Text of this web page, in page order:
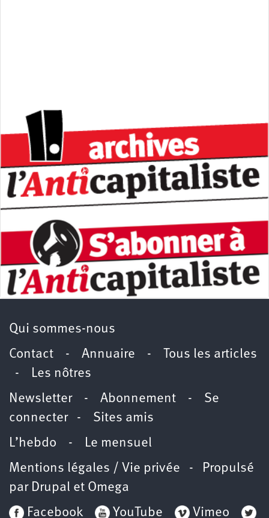
Qui sommes-nous
Contact - Annuaire -
Tous les articles
- Les nôtres
Newsletter- Abonnement - Se
connecter- Sites amis
L’hebdo - Le mensuel
Mentions légales / Vie privée - Propulsé
par Drupal et Omega
Facebook
YouTube Vimeo